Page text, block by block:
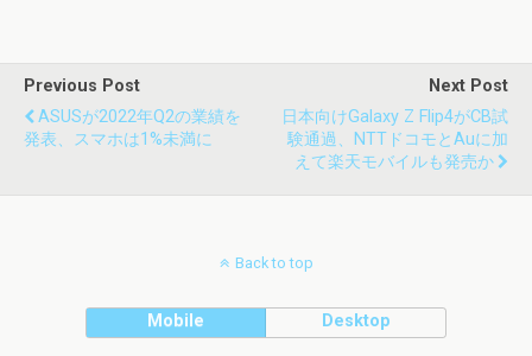
Previous Post
ASUSが2022年Q2の業績を
発表、スマホは1%未満に
Next Post
日本向けGalaxy Z Flip4がCB試
験通過、NTTドコモとauに加
えて楽天モバイルも発売か
Back to top
Mobile Desktop